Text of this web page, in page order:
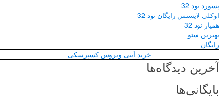
پسورد نود 32
اوکلی لایسنس رایگان نود 32
همیار نود 32
بهترین سئو
رایگان
خرید آنتی ویروس کسپرسکی
آخرین دیدگاه‌ها
بایگانی‌ها